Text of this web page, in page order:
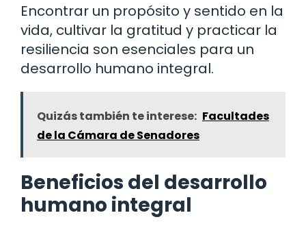
Encontrar un propósito y sentido en la
vida, cultivar la gratitud y practicar la
resiliencia son esenciales para un
desarrollo humano integral.
Quizás también te interese: Facultades
de la Cámara de Senadores
Beneficios del desarrollo
humano integral